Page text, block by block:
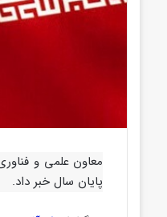
معاون علمی و
پایان سال خبر داد.